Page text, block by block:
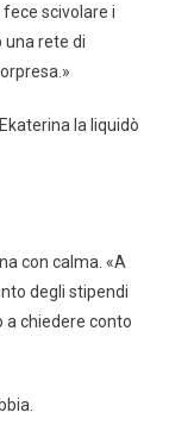
scivolare i
una rete di
la liquidò
con calma. «A
degli stipendi
a chiedere conto